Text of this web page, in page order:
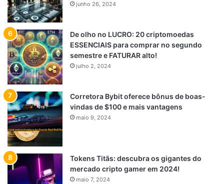
junho 26, 2024
De olho no LUCRO: 20 criptomoedas
ESSENCIAIS para comprar no segundo
semestre e FATURAR alto!
julho 2, 2024
Corretora Bybit oferece bônus de boas-
vindas de $100 e mais vantagens
maio 9, 2024
Tokens Titãs: descubra os gigantes do
mercado cripto gamer em 2024!
maio 7, 2024